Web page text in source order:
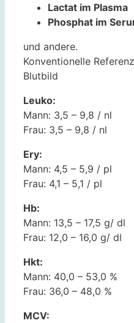
Lactat im Plasma
Phosphat im
und andere.
Konventionelle
Blutbild
Leuko:
Mann: 3,5 – 9,8 / nl
Frau: 3,5 – 9,8 / nl
Ery:
Mann: 4,5 – 5,9 / pl
Frau: 4,1 – 5,1 / pl
Hb:
Mann: 13,5 – 17,5 g/ dl
Frau: 12,0 – 16,0 g/ dl
Hkt:
Mann: 40,0 – 53,0 %
Frau: 36,0 – 48,0 %
MCV: